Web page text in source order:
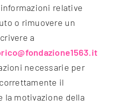
relative
o rimuovere un
a
necessarie per
il
la motivazione della